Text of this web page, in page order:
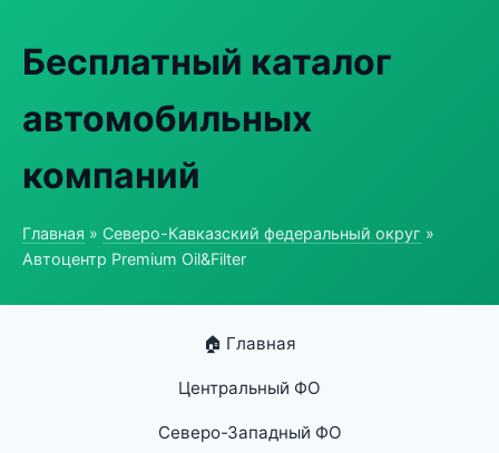
Бесплатный каталог
автомобильных
компаний
Главная » Северо-Кавказский федеральный округ »
Автоцентр Premium Oil&Filter
🏠 Главная
Центральный ФО
Северо-Западный ФО